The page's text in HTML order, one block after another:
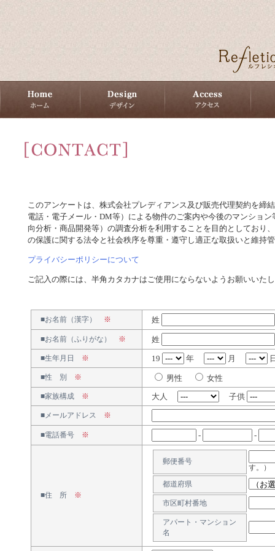
このアンケートは、株式会社プレディアンス及び販売代理契約を締
電話・電子メール・DM等）による物件のご案内や今後のマンショ
向分析・商品開発等）の調査分析を利用することを目的としており
の保護に関する法令と社会秩序を尊重・遵守し適正な取扱いと維持
プライバシーポリシーについて
ご記入の際には、半角カタカナはご使用にならないようお願いいた
■お名前（漢字） ※ 姓
■お名前（ふりがな） ※ 姓
■生年月日 ※ 19 年 月
■性 別 ※ 男性 女性
■家族構成 ※ 大人 子供
■メールアドレス ※
■電話番号 ※ - -
■住 所 ※
郵便番号
す。）
都道府県
市区町村番地
アパート・マンション
名